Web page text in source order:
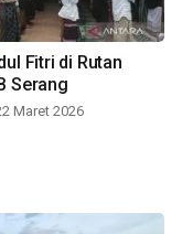
Fitri di Rutan
Serang
Maret 2026